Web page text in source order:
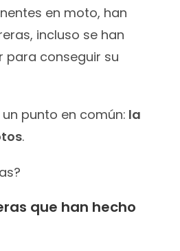
en moto, han
incluso se han
para conseguir su
punto en común: la
.
que han hecho